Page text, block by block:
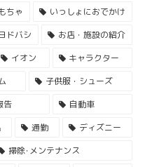
ちゃ
いっしょにおでかけ
ドバシ
お店・施設の紹介
イオン
キャラクター
子供服・シューズ
告
自動車
通勤
ディズニー
掃除･メンテナンス